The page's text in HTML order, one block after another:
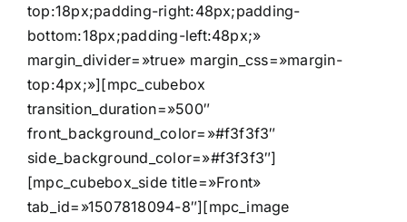
top:18px;padding-right:48px;padding-
bottom:18px;padding-left:48px;»
margin_divider=»true» margin_css=»margin-
top:4px;»][mpc_cubebox
transition_duration=»500″
front_background_color=»#f3f3f3″
side_background_color=»#f3f3f3″]
[mpc_cubebox_side title=»Front»
tab_id=»1507818094-8″][mpc_image